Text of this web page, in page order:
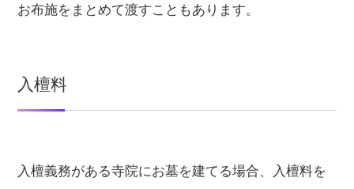
お布施をまとめて渡すこともあります。
入檀料
入檀義務がある寺院にお墓を建てる場合、入檀料を